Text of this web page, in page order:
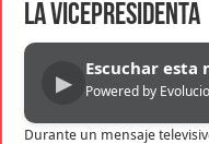
la vicepresidenta
▶
Escuchar esta
Powered by
Durante un mensaje